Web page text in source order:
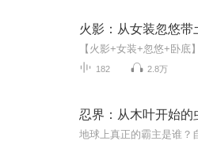
火影：从女装忽悠带
182 2.8万
忍界：从木叶开始的